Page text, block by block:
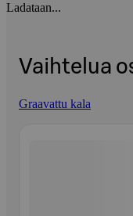
Ladataan...
Vaihtelua
Graavattu kala